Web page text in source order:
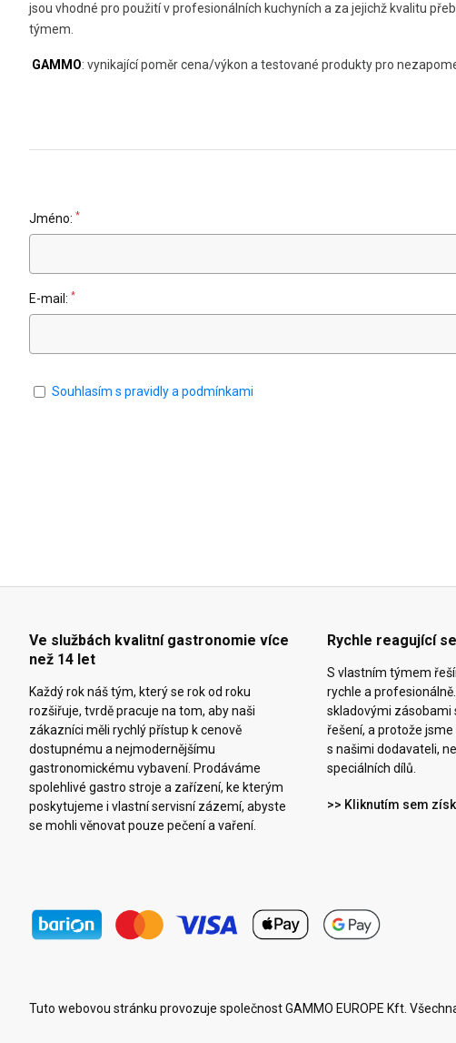
jsou vhodné pro použití v profesionálních kuchyních a za jejichž kvalitu
týmem.
GAMMO: vynikající poměr cena/výkon a testované produkty pro
Jméno: *
E-mail: *
Souhlasím s pravidly a podmínkami
Ve službách kvalitní gastronomie více
než 14 let
Každý rok náš tým, který se rok od roku
rozšiřuje, tvrdě pracuje na tom, aby naši
zákazníci měli rychlý přístup k cenově
dostupnému a nejmodernějšímu
gastronomickému vybavení. Prodáváme
spolehlivé gastro stroje a zařízení, ke kterým
poskytujeme i vlastní servisní zázemí, abyste
se mohli věnovat pouze pečení a vaření.
Rychle reagující
S vlastním týmem
rychle a
skladovými zásobami
řešení, a protože
s našimi dodavateli,
speciálních dílů.
>> Kliknutím sem
Tuto webovou stránku provozuje společnost GAMMO EUROPE Kft.